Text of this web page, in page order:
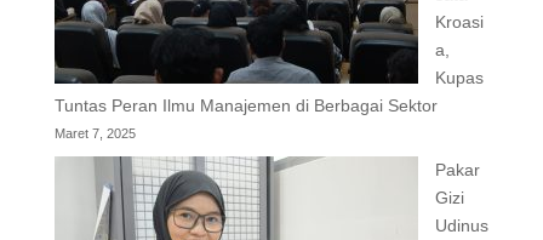
Kroasi
a,
Kupas
Tuntas Peran Ilmu Manajemen di Berbagai Sektor
Maret 7, 2025
Pakar
Gizi
Udinus